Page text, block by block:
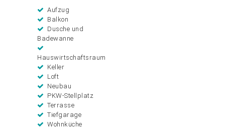
Aufzug
Balkon
Dusche und
Badewanne
Hauswirtschaftsraum
Keller
Loft
Neubau
PKW-Stellplatz
Terrasse
Tiefgarage
Wohnküche